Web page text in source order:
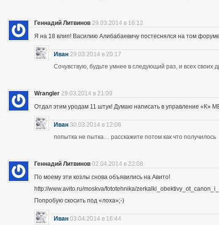
Геннадий Литвинов 29.03.2014 в 16:12
Я на 18 влип! Василию Алибабаевичу постеснялся на том
Иван 29.03.2014 в 20:17
Сочувствую, будьте умнее в следующий раз, и всех своих
Wrangler 29.03.2014 в 21:09
Отдал этим уродам 11 штук! Думаю написать в управление «К»
Иван 30.03.2014 в 12:06
попытка не пытка… расскажите потом как что получилось
Геннадий Литвинов 02.04.2014 в 22:08
По моему эти козлы снова объявились на Авито!
http://www.avito.ru/moskva/fototehnika/
Попробую скосить под «лоха»;-)
Иван 03.04.2014 в 16:44